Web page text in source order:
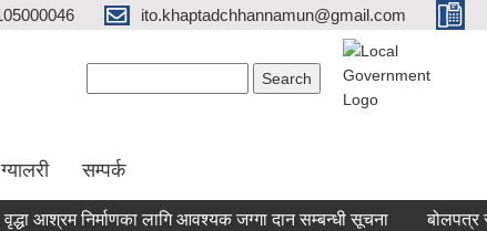
ito.khaptadchhannamun@gmail.com
ग्यालरी सम्पर्क
आश्रम निर्माणका लागि आवश्यक जग्गा दान सम्बन्धी सूचना बोलपत्र